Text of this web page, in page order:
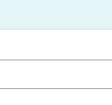
w nowym oknie)